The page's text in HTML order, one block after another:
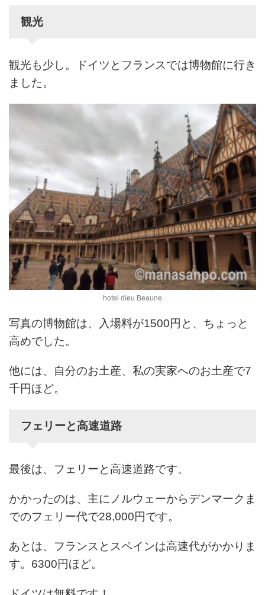
観光
観光も少し。ドイツとフランスでは博物館に行き
ました。
hotel dieu Beaune
写真の博物館は、入場料が1500円と、ちょっと
高めでした。
他には、自分のお土産、私の実家へのお土産で7
千円ほど。
フェリーと高速道路
最後は、フェリーと高速道路です。
かかったのは、主にノルウェーからデンマークま
でのフェリー代で28,000円です。
あとは、フランスとスペインは高速代がかかりま
す。6300円ほど。